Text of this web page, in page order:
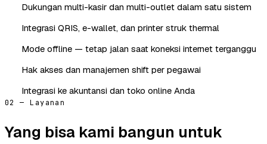
Dukungan multi-kasir dan multi-outlet dalam satu sistem
Integrasi QRIS, e-wallet, dan printer struk thermal
Mode offline — tetap jalan saat koneksi internet terganggu
Hak akses dan manajemen shift per pegawai
Integrasi ke akuntansi dan toko online Anda
02 — Layanan
Yang bisa kami bangun untuk